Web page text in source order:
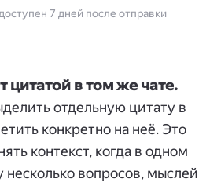
7 дней после отправки
цитатой в том же чате.
отдельную цитату в
конкретно на неё. Это
контекст, когда в одном
вопросов, мыслей